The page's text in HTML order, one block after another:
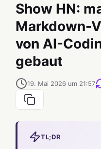
Show HN:
Markdown-
von AI-
gebaut
19. Mai 2026 um 21:57
TL;DR